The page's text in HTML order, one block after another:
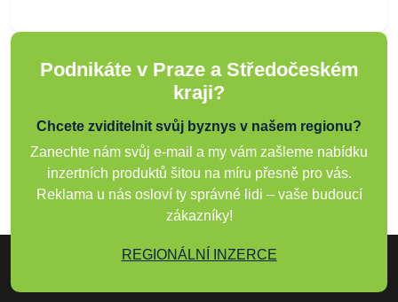
Podnikáte v Praze a Středočeském
kraji?
Chcete zviditelnit svůj byznys v našem regionu?
Zanechte nám svůj e-mail a my vám zašleme nabídku
inzertních produktů šitou na míru přesně pro vás.
Reklama u nás osloví ty správné lidi – vaše budoucí
zákazníky!
REGIONÁLNÍ INZERCE